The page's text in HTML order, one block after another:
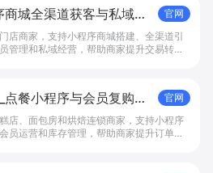
城全渠道获客与私域复
有赞
官网
店商家，支持小程序商城搭建、全渠道引
管理和私域经营，帮助商家提升交易转化
餐小程序与会员复购工
官网
店、面包房和烘焙连锁商家，支持小程序
员运营和库存管理，帮助商家提升订单转